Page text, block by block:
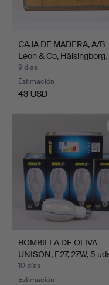
CAJA DE MADERA, A/B
Leon & Co, Hälsingborg.
9 días
Estimación
43 USD
BOMBILLA DE OLIVA
UNISON, E27, 27W, 5
10 días
Estimación